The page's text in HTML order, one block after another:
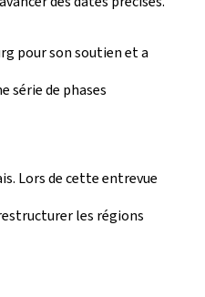
pour son soutien et a
série de phases
Lors de cette entrevue
les régions